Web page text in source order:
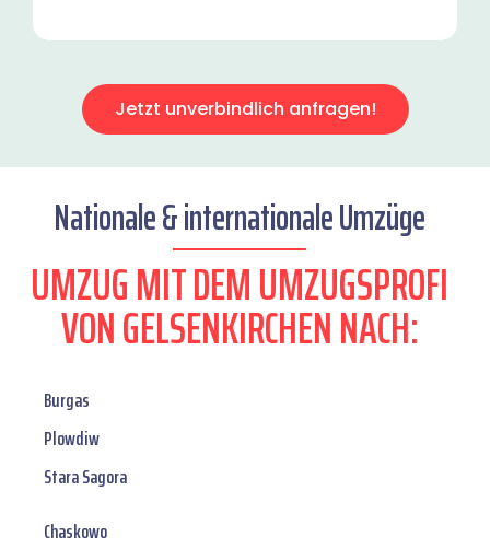
Jetzt unverbindlich anfragen!
Nationale & internationale Umzüge
UMZUG MIT DEM UMZUGSPROFI
VON GELSENKIRCHEN NACH:
Burgas
Plowdiw
Stara Sagora
Chaskowo